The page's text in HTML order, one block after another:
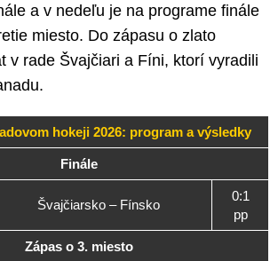
a v nedeľu je na programe finále
miesto. Do zápasu o zlato
v rade Švajčiari a Fíni, ktorí vyradili
hokeji 2026: program a výsledky
Finále
Švajčiarsko – Fínsko
0:1
pp
Zápas o 3. miesto